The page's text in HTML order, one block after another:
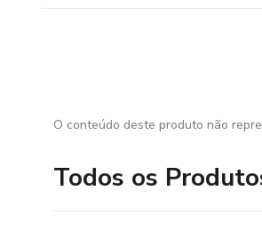
O conteúdo deste produto não
Todos os